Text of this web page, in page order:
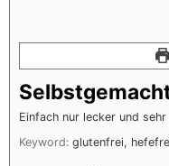
Einfach nur lecker und
Keyword: glutenfrei,